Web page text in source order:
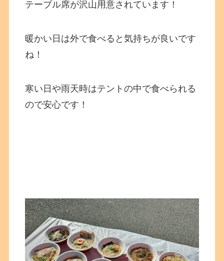
テーブル席が沢山用意されています！
暖かい日は外で食べると気持ちが良いです
ね！
寒い日や雨天時はテントの中で食べられる
ので安心です！